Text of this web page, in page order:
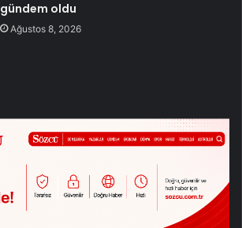
gündem oldu
Ağustos 8, 2026